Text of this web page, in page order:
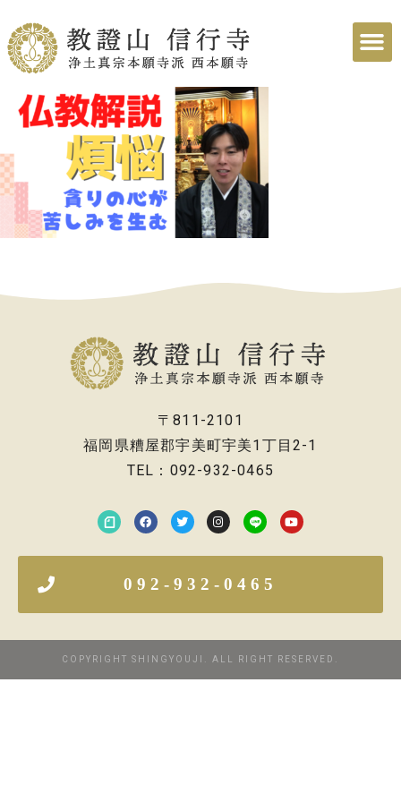
〒811-2101
福岡県糟屋郡宇美町宇美1丁目2-1
TEL：092-932-0465
092-932-0465
COPYRIGHT SHINGYOUJI. ALL RIGHT RESERVED.